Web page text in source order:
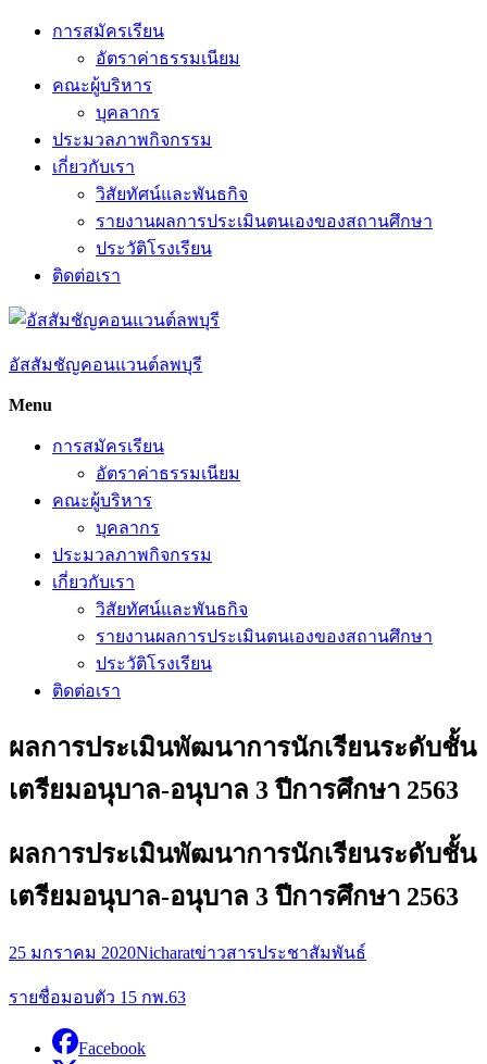
Skip
การสมัครเรียน
อัตราค่าธรรมเนียม
คณะผู้บริหาร
บุคลากร
ประมวลภาพกิจกรรม
เกี่ยวกับเรา
วิสัยทัศน์และพันธกิจ
รายงานผลการประเมินตนเองของสถานศึกษา
ประวัติโรงเรียน
ติดต่อเรา
อัสสัมชัญคอนแวนต์ลพบุรี
Menu
การสมัครเรียน
อัตราค่าธรรมเนียม
คณะผู้บริหาร
บุคลากร
ประมวลภาพกิจกรรม
เกี่ยวกับเรา
วิสัยทัศน์และพันธกิจ
รายงานผลการประเมินตนเองของสถานศึกษา
ประวัติโรงเรียน
ติดต่อเรา
ผลการประเมินพัฒนาการนักเรียนระดับชั้น
เตรียมอนุบาล-อนุบาล 3 ปีการศึกษา 2563
ผลการประเมินพัฒนาการนักเรียนระดับชั้น
เตรียมอนุบาล-อนุบาล 3 ปีการศึกษา 2563
25 มกราคม 2020Nicharatข่าวสารประชาสัมพันธ์
รายชื่อมอบตัว 15 กพ.63
Facebook